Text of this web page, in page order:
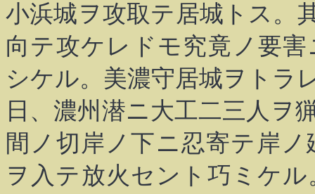
小浜城ヲ攻取テ居城トス。
向テ攻ケレドモ究竟ノ要
シケル。美濃守居城ヲトラ
日、濃州潜ニ大工二三人ヲ
間ノ切岸ノ下ニ忍寄テ岸
ヲ入テ放火セント巧ミケ